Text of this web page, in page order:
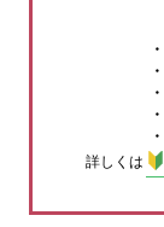
詳しくは